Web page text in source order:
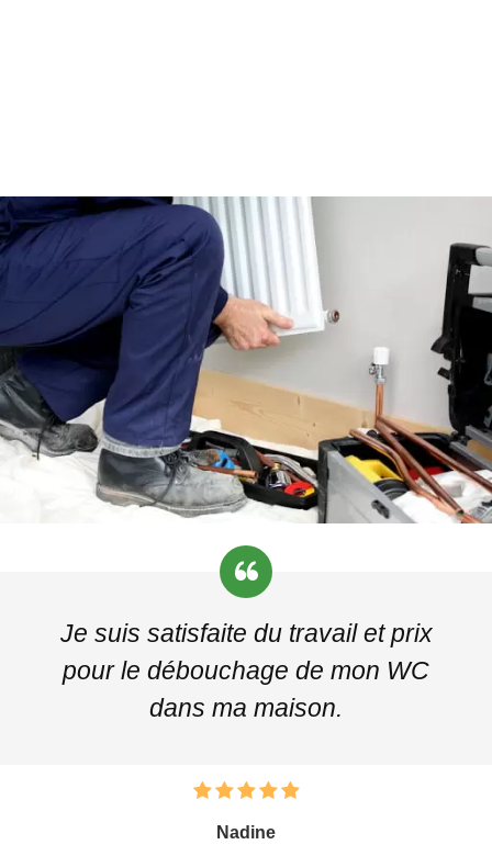
Je suis satisfaite du travail et prix
pour le débouchage de mon WC
dans ma maison.
Nadine